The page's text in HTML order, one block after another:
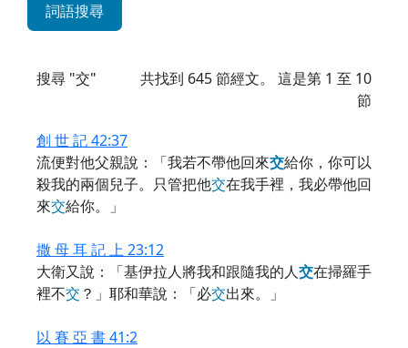
詞語搜尋
搜尋 "交" 共找到 645節經文。 這是第 1 至 10
節
創 世 記 42:37
流便對他父親說：「我若不帶他回來交給你，你可以
殺我的兩個兒子。只管把他交在我手裡，我必帶他回
來交給你。」
撒 母 耳 記 上 23:12
大衛又說：「基伊拉人將我和跟隨我的人交在掃羅手
裡不交 ？」耶和華說：「必交出來。」
以 賽 亞 書 41:2